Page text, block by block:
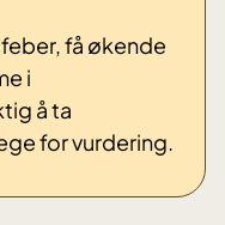
få økende
i
å ta
for vurdering.